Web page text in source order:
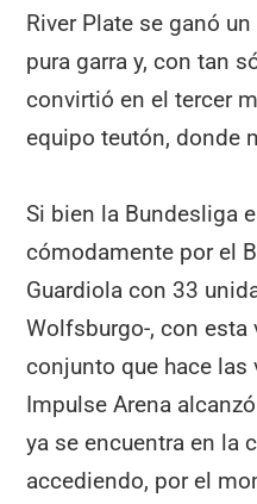
River Plate se ganó
pura garra y, con tan
convirtió en el tercer
equipo teutón, donde
Si bien la Bundesliga
cómodamente por el
Guardiola con 33
Wolfsburgo-, con
conjunto que hace las
Impulse Arena
ya se encuentra en la
accediendo, por el